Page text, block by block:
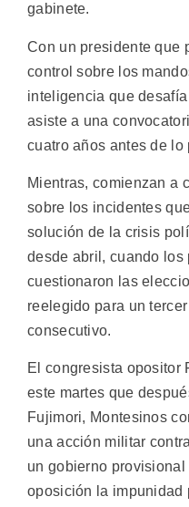
gabinete.
Con un presidente que
control sobre los
inteligencia que
asiste a una
cuatro años antes de lo
Mientras, comienzan a
sobre los incidentes
solución de la crisis
desde abril, cuando los
cuestionaron las
reelegido para un
consecutivo.
El congresista opositor
este martes que
Fujimori, Montesinos
una acción militar
un gobierno
oposición la impunidad